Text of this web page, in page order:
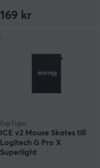
169 kr
EspTiger
ICE v2 Mouse Skates till
Logitech G Pro X
Superlight